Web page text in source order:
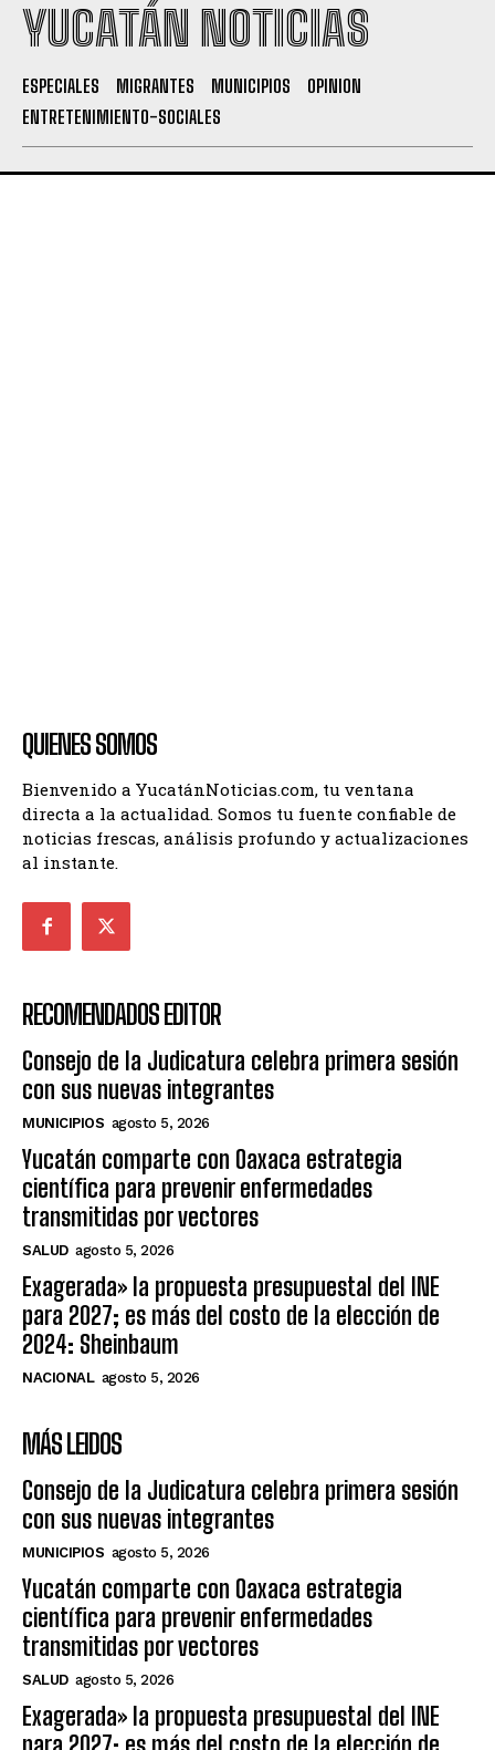
YUCATÁN NOTICIAS
ESPECIALES MIGRANTES MUNICIPIOS
OPINION
ENTRETENIMIENTO-SOCIALES
QUIENES SOMOS
Bienvenido a YucatánNoticias.com, tu ventana
directa a la actualidad. Somos tu fuente confiable de
noticias frescas, análisis profundo y actualizaciones
al instante.
RECOMENDADOS EDITOR
Consejo de la Judicatura celebra primera sesión
con sus nuevas integrantes
MUNICIPIOS agosto 5, 2026
Yucatán comparte con Oaxaca estrategia
científica para prevenir enfermedades
transmitidas por vectores
SALUD agosto 5, 2026
Exagerada» la propuesta presupuestal del INE
para 2027; es más del costo de la elección de
2024: Sheinbaum
NACIONAL agosto 5, 2026
MÁS LEIDOS
Consejo de la Judicatura celebra primera sesión
con sus nuevas integrantes
MUNICIPIOS agosto 5, 2026
Yucatán comparte con Oaxaca estrategia
científica para prevenir enfermedades
transmitidas por vectores
SALUD agosto 5, 2026
Exagerada» la propuesta presupuestal del INE